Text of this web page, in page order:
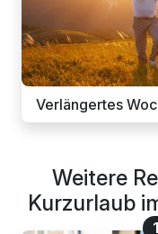
Verlängertes
Weitere
Kurzurlaub